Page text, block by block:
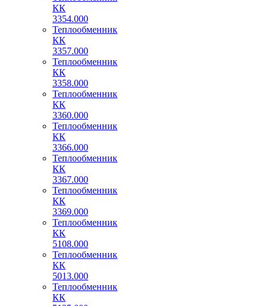
КК
3354.000
Теплообменник
КК
3357.000
Теплообменник
КК
3358.000
Теплообменник
КК
3360.000
Теплообменник
КК
3366.000
Теплообменник
КК
3367.000
Теплообменник
КК
3369.000
Теплообменник
КК
5108.000
Теплообменник
КК
5013.000
Теплообменник
КК